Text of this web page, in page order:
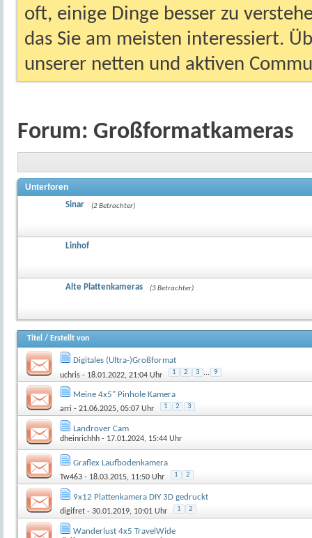
oft, einige Dinge besser zu
das Sie am meisten interessiert.
unserer netten und aktiven
Forum: Großformatkameras
Unterforen
Sinar (2 Betrachter)
Linhof
Alte Plattenkameras (3 Betrachter)
Titel / Erstellt von
Digitales (Ultra-)Großformat
uchris - 18.01.2022, 21:04 Uhr 1 2 3 ... 9
Meine 4x5" Pinhole Kamera
arri - 21.06.2025, 05:07 Uhr 1 2 3
Landrover Cam
dheinrichhh - 17.01.2024, 15:44 Uhr
Graflex Laufbodenkamera
Tw463 - 18.03.2015, 11:50 Uhr 1 2
9x12 Plattenkamera DIY 3D gedruckt
digifret - 30.01.2019, 10:01 Uhr 1 2
Wanderlust 4x5 TravelWide